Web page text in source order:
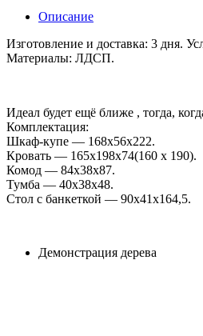
Описание
Изготовление и доставка: 3 дня.
Материалы: ЛДСП.
Идеал будет ещё ближе , тогда,
Комплектация:
Шкаф-купе — 168х56х222.
Кровать — 165х198х74(160 х 190).
Комод — 84х38х87.
Тумба — 40х38х48.
Стол с банкеткой — 90х41х164,5.
Демонстрация дерева